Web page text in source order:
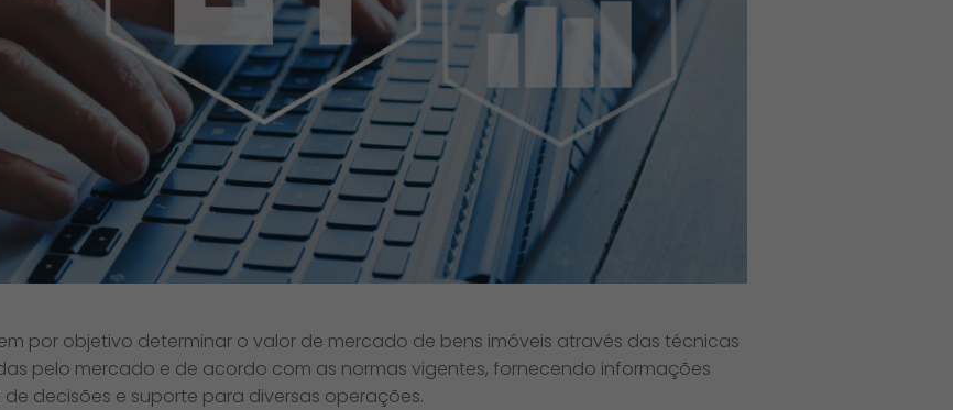
por objetivo determinar o valor de mercado de bens imóveis através das técnicas
pelo mercado e de acordo com as normas vigentes, fornecendo informações
decisões e suporte para diversas operações.